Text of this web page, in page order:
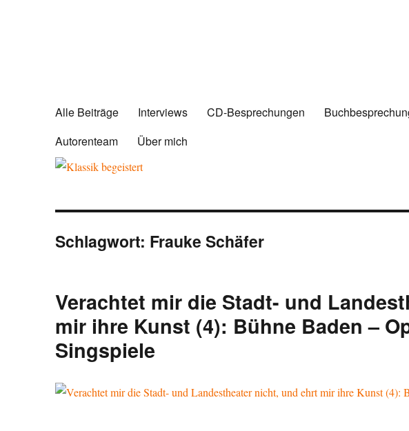
Alle Beiträge Interviews CD-Besprechungen
Autorenteam
Über mich
Schlagwort: Frauke Schäfer
Verachtet mir die Stadt- und
mir ihre Kunst (4): Bühne Baden –
Singspiele